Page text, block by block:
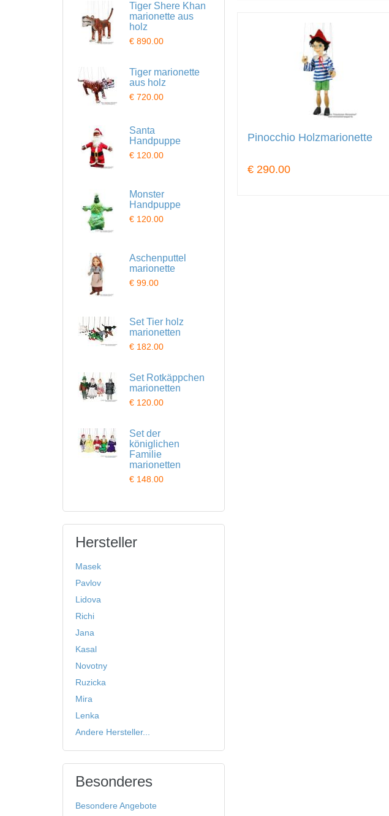
Pinocchio Holzmarionette
€ 290.00
Tiger Shere Khan
marionette aus
holz
€ 890.00
Tiger marionette
aus holz
€ 720.00
Santa
Handpuppe
€ 120.00
Monster
Handpuppe
€ 120.00
Aschenputtel
marionette
€ 99.00
Set Tier holz
marionetten
€ 182.00
Set Rotkäppchen
marionetten
€ 120.00
Set der
königlichen
Familie
marionetten
€ 148.00
Hersteller
Masek
Pavlov
Lidova
Richi
Jana
Kasal
Novotny
Ruzicka
Mira
Lenka
Andere Hersteller...
Besonderes
Besondere Angebote